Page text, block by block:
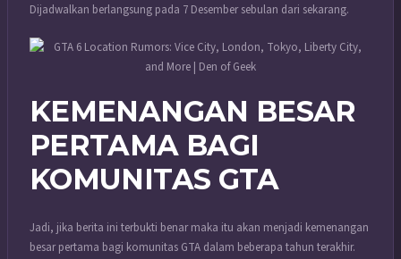
Dijadwalkan berlangsung pada 7 Desember sebulan dari sekarang.
KEMENANGAN BESAR
PERTAMA BAGI
KOMUNITAS GTA
Jadi, jika berita ini terbukti benar maka itu akan menjadi kemenangan
besar pertama bagi komunitas GTA dalam beberapa tahun terakhir.